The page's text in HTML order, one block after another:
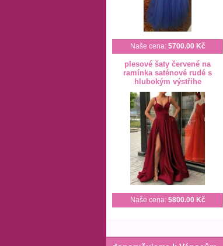
Naše cena: 5700.00 Kč
plesové šaty červené na
ramínka saténové rudé s
hlubokým výstřihe
Naše cena: 5800.00 Kč